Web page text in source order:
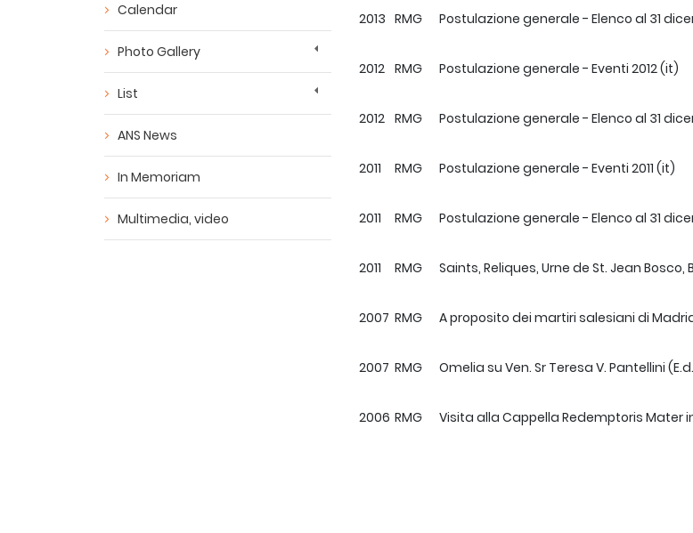
Calendar
Photo Gallery
List
ANS News
In Memoriam
Multimedia, video
2013 RMG Postulazione generale - Elenco al 31
2012 RMG Postulazione generale - Eventi 2012 (it)
2012 RMG Postulazione generale - Elenco al 31
2011 RMG Postulazione generale - Eventi 2011 (it)
2011 RMG Postulazione generale - Elenco al 31
2011 RMG Saints, Reliques, Urne de St. Jean
2007 RMG A proposito dei martiri salesiani di
2007 RMG Omelia su Ven. Sr Teresa V. Pantellini
2006 RMG Visita alla Cappella Redemptoris Mater